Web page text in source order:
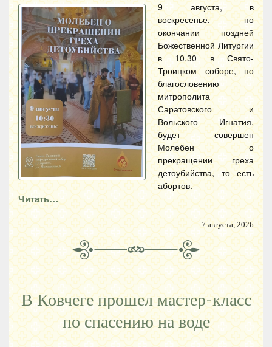
9 августа, в
воскресенье, по
окончании поздней
Божественной Литургии
в 10.30 в Свято-
Троицком соборе, по
благословению
митрополита
Саратовского и
Вольского Игнатия,
будет совершен
Молебен о
прекращении греха
детоубийства, то есть
абортов.
Читать…
7 августа, 2026
В Ковчеге прошел мастер-класс
по спасению на воде